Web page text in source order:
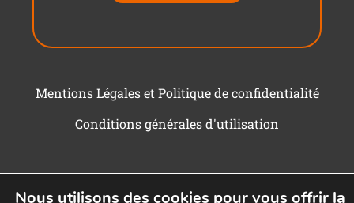
Mentions Légales et Politique de confidentialité
Conditions générales d'utilisation
Nous utilisons des cookies pour vous offrir la